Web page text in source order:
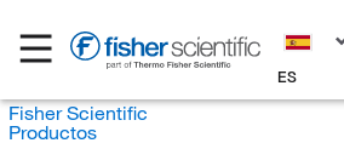
ES
Fisher Scientific
Productos